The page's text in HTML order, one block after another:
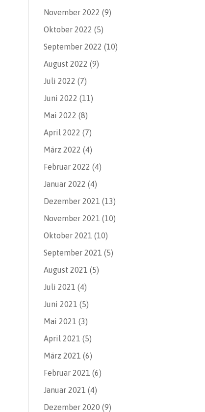
November 2022 (9)
Oktober 2022 (5)
September 2022 (10)
August 2022 (9)
Juli 2022 (7)
Juni 2022 (11)
Mai 2022 (8)
April 2022 (7)
März 2022 (4)
Februar 2022 (4)
Januar 2022 (4)
Dezember 2021 (13)
November 2021 (10)
Oktober 2021 (10)
September 2021 (5)
August 2021 (5)
Juli 2021 (4)
Juni 2021 (5)
Mai 2021 (3)
April 2021 (5)
März 2021 (6)
Februar 2021 (6)
Januar 2021 (4)
Dezember 2020 (9)